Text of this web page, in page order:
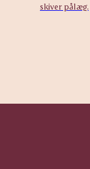
skiver pålæg.